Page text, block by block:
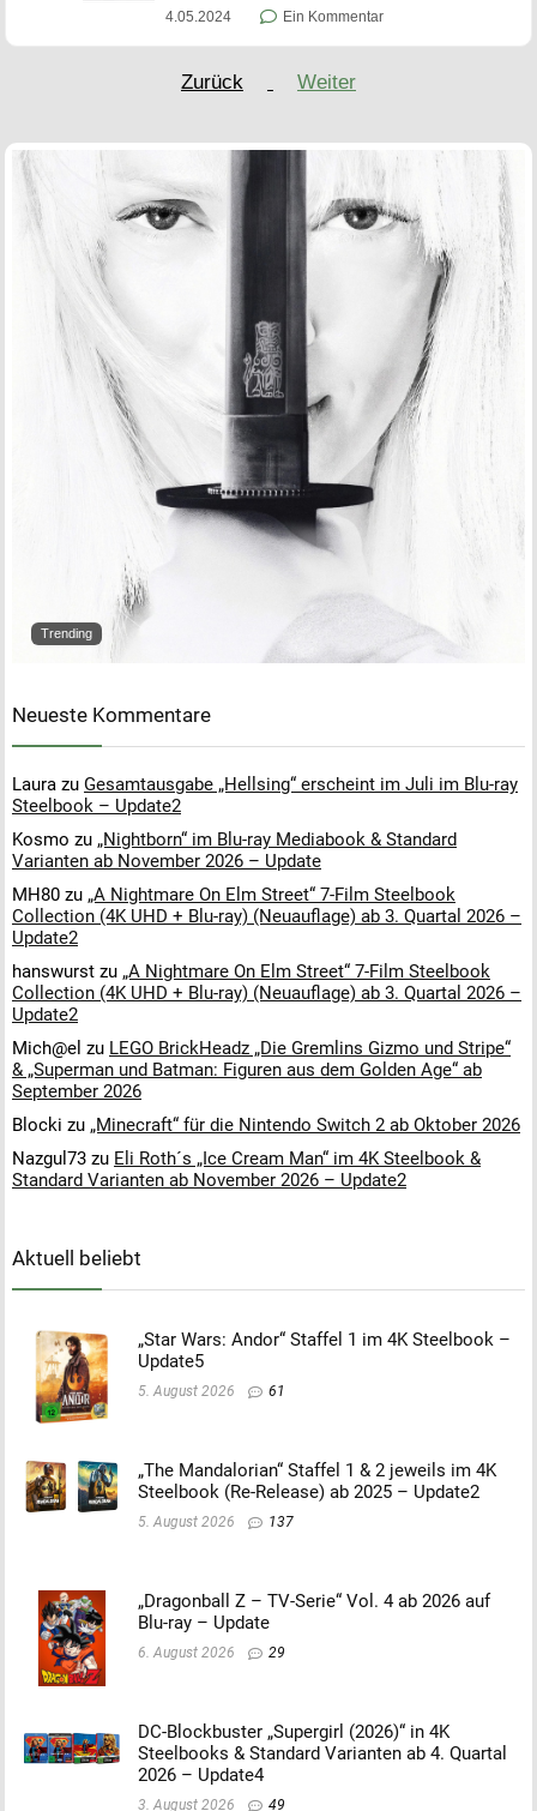
4.05.2024 Ein Kommentar
Zurück Weiter
Trending
Neueste Kommentare
Laura zu Gesamtausgabe „Hellsing“ erscheint im Juli im Blu-ray
Steelbook – Update2
Kosmo zu „Nightborn“ im Blu-ray Mediabook & Standard
Varianten ab November 2026 – Update
MH80 zu „A Nightmare On Elm Street“ 7-Film Steelbook
Collection (4K UHD + Blu-ray) (Neuauflage) ab 3. Quartal 2026 –
Update2
hanswurst zu „A Nightmare On Elm Street“ 7-Film Steelbook
Collection (4K UHD + Blu-ray) (Neuauflage) ab 3. Quartal 2026 –
Update2
Mich@el zu LEGO BrickHeadz „Die Gremlins Gizmo und Stripe“
& „Superman und Batman: Figuren aus dem Golden Age“ ab
September 2026
Blocki zu „Minecraft“ für die Nintendo Switch 2 ab Oktober 2026
Nazgul73 zu Eli Roth´s „Ice Cream Man“ im 4K Steelbook &
Standard Varianten ab November 2026 – Update2
Aktuell beliebt
„Star Wars: Andor“ Staffel 1 im 4K Steelbook –
Update5
5. August 2026 61
„The Mandalorian“ Staffel 1 & 2 jeweils im 4K
Steelbook (Re-Release) ab 2025 – Update2
5. August 2026 137
„Dragonball Z – TV-Serie“ Vol. 4 ab 2026 auf
Blu-ray – Update
6. August 2026 29
DC-Blockbuster „Supergirl (2026)“ in 4K
Steelbooks & Standard Varianten ab 4. Quartal
2026 – Update4
3. August 2026 49